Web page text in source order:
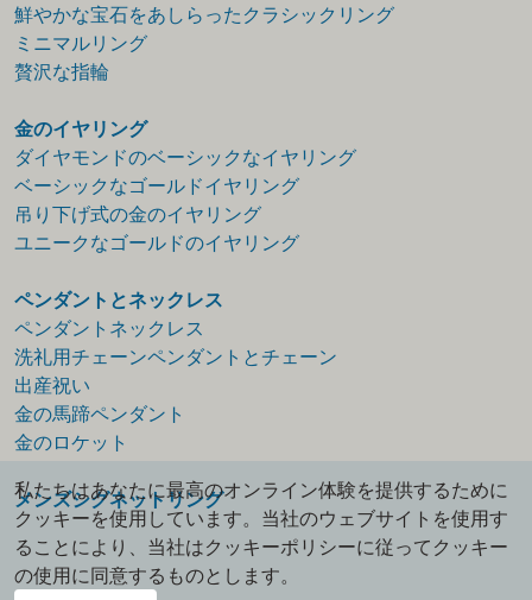
鮮やかな宝石をあしらったクラシックリング
ミニマルリング
贅沢な指輪
金のイヤリング
ダイヤモンドのベーシックなイヤリング
ベーシックなゴールドイヤリング
吊り下げ式の金のイヤリング
ユニークなゴールドのイヤリング
ペンダントとネックレス
ペンダントネックレス
洗礼用チェーンペンダントとチェーン
出産祝い
金の馬蹄ペンダント
金のロケット
メンズシグネットリング
私たちはあなたに最高のオンライン体験を提供するために
クッキーを使用しています。当社のウェブサイトを使用す
ることにより、当社はクッキーポリシーに従ってクッキー
の使用に同意するものとします。